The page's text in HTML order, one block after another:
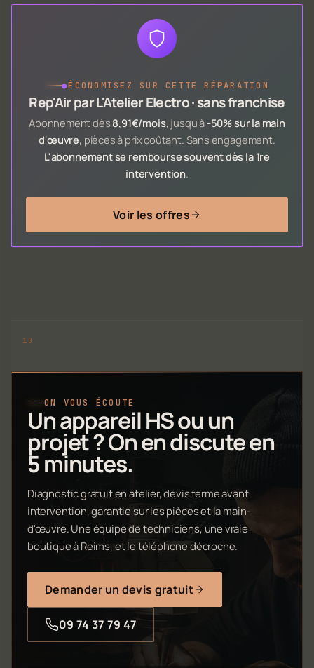
●ÉCONOMISEZ SUR CETTE RÉPARATION
Rep'Air par L'Atelier Electro · sans franchise
Abonnement dès 8,91€/mois, jusqu'à -50% sur la main
d'œuvre, pièces à prix coûtant. Sans engagement.
L'abonnement se rembourse souvent dès la 1re
intervention.
Voir les offres
ON VOUS ÉCOUTE
Un appareil HS ou un
projet ? On en discute en
5 minutes.
Diagnostic gratuit en atelier, devis ferme avant
intervention, garantie sur les pièces et la main-
d'œuvre. Une équipe de techniciens, une vraie
boutique à Reims, et le téléphone décroche.
Demander un devis gratuit
09 74 37 79 47